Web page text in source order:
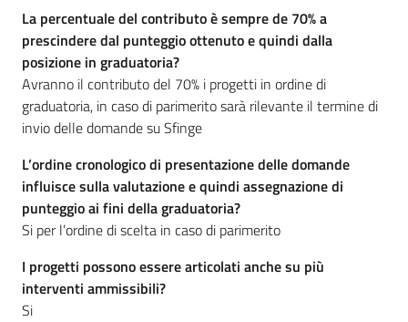
La percentuale del contributo è sempre de 70% a
prescindere dal punteggio ottenuto e quindi dalla
posizione in graduatoria?
Avranno il contributo del 70% i progetti in ordine di
graduatoria, in caso di parimerito sarà rilevante il termine di
invio delle domande su Sfinge
L’ordine cronologico di presentazione delle domande
influisce sulla valutazione e quindi assegnazione di
punteggio ai fini della graduatoria?
Si per l’ordine di scelta in caso di parimerito
I progetti possono essere articolati anche su più
interventi ammissibili?
Si